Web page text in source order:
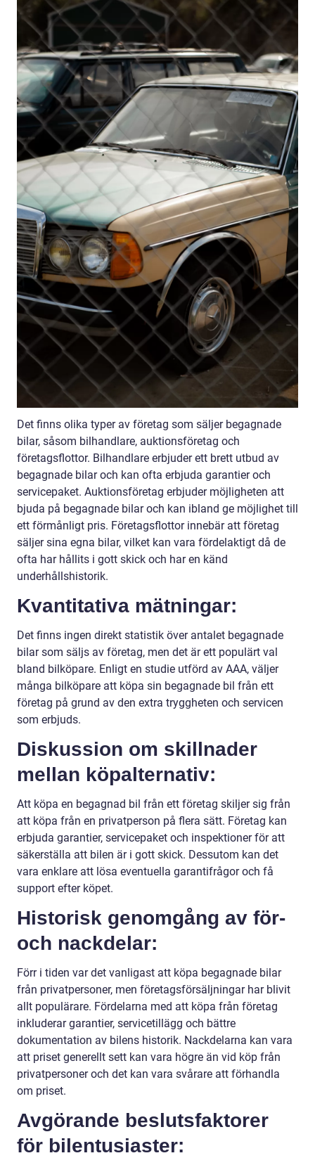
Det finns olika typer av företag som säljer begagnade
bilar, såsom bilhandlare, auktionsföretag och
företagsflottor. Bilhandlare erbjuder ett brett utbud av
begagnade bilar och kan ofta erbjuda garantier och
servicepaket. Auktionsföretag erbjuder möjligheten att
bjuda på begagnade bilar och kan ibland ge möjlighet till
ett förmånligt pris. Företagsflottor innebär att företag
säljer sina egna bilar, vilket kan vara fördelaktigt då de
ofta har hållits i gott skick och har en känd
underhållshistorik.
Kvantitativa mätningar:
Det finns ingen direkt statistik över antalet begagnade
bilar som säljs av företag, men det är ett populärt val
bland bilköpare. Enligt en studie utförd av AAA, väljer
många bilköpare att köpa sin begagnade bil från ett
företag på grund av den extra tryggheten och servicen
som erbjuds.
Diskussion om skillnader
mellan köpalternativ:
Att köpa en begagnad bil från ett företag skiljer sig från
att köpa från en privatperson på flera sätt. Företag kan
erbjuda garantier, servicepaket och inspektioner för att
säkerställa att bilen är i gott skick. Dessutom kan det
vara enklare att lösa eventuella garantifrågor och få
support efter köpet.
Historisk genomgång av för-
och nackdelar:
Förr i tiden var det vanligast att köpa begagnade bilar
från privatpersoner, men företagsförsäljningar har blivit
allt populärare. Fördelarna med att köpa från företag
inkluderar garantier, servicetillägg och bättre
dokumentation av bilens historik. Nackdelarna kan vara
att priset generellt sett kan vara högre än vid köp från
privatpersoner och det kan vara svårare att förhandla
om priset.
Avgörande beslutsfaktorer
för bilentusiaster: